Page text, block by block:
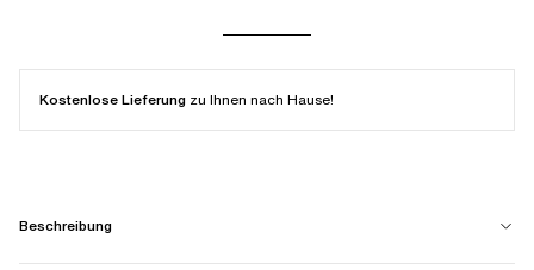
Kostenlose Lieferung zu Ihnen nach Hause!
Beschreibung